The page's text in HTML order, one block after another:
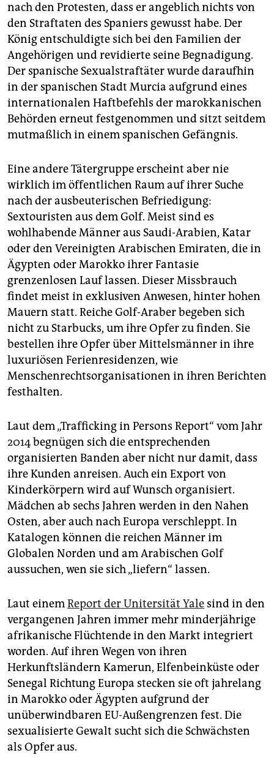
nach den Protesten, dass er angeblich nichts von
den Straftaten des Spaniers gewusst habe. Der
König entschuldigte sich bei den Familien der
Angehörigen und revidierte seine Begnadigung.
Der spanische Sexualstraftäter wurde daraufhin
in der spanischen Stadt Murcia aufgrund eines
internationalen Haftbefehls der marokkanischen
Behörden erneut festgenommen und sitzt seitdem
mutmaßlich in einem spanischen Gefängnis.
Eine andere Tätergruppe erscheint aber nie
wirklich im öffentlichen Raum auf ihrer Suche
nach der ausbeuterischen Befriedigung:
Sextouristen aus dem Golf. Meist sind es
wohlhabende Männer aus Saudi-Arabien, Katar
oder den Vereinigten Arabischen Emiraten, die in
Ägypten oder Marokko ihrer Fantasie
grenzenlosen Lauf lassen. Dieser Missbrauch
findet meist in exklusiven Anwesen, hinter hohen
Mauern statt. Reiche Golf-Araber begeben sich
nicht zu Starbucks, um ihre Opfer zu finden. Sie
bestellen ihre Opfer über Mittelsmänner in ihre
luxuriösen Ferienresidenzen, wie
Menschenrechtsorganisationen in ihren Berichten
festhalten.
Laut dem „Trafficking in Persons Report“ vom Jahr
2014 begnügen sich die entsprechenden
organisierten Banden aber nicht nur damit, dass
ihre Kunden anreisen. Auch ein Export von
Kinderkörpern wird auf Wunsch organisiert.
Mädchen ab sechs Jahren werden in den Nahen
Osten, aber auch nach Europa verschleppt. In
Katalogen können die reichen Männer im
Globalen Norden und am Arabischen Golf
aussuchen, wen sie sich „liefern“ lassen.
Laut einemReport der Unitersität Yale sind in den
vergangenen Jahren immer mehr minderjährige
afrikanische Flüchtende in den Markt integriert
worden. Auf ihren Wegen von ihren
Herkunftsländern Kamerun, Elfenbeinküste oder
Senegal Richtung Europa stecken sie oft jahrelang
in Marokko oder Ägypten aufgrund der
unüberwindbaren EU-Außengrenzen fest. Die
sexualisierte Gewalt sucht sich die Schwächsten
als Opfer aus.